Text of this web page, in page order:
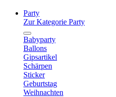
Party
Zur Kategorie Party
Babyparty
Ballons
Gipsartikel
Schärpen
Sticker
Geburtstag
Weihnachten